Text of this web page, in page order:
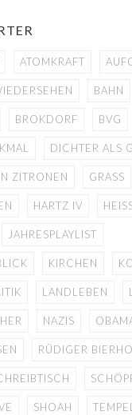
ATOMKRAFT
BAHN
BROKDORF BVG
DICHTER ALS
ZITRONEN GRASS
HARTZ IV
JAHRESPLAYLIST
KIRCHEN
LANDLEBEN
NAZIS
RÜDIGER
SHOAH